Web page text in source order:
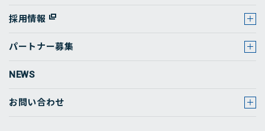
採用情報
パートナー募集
NEWS
お問い合わせ